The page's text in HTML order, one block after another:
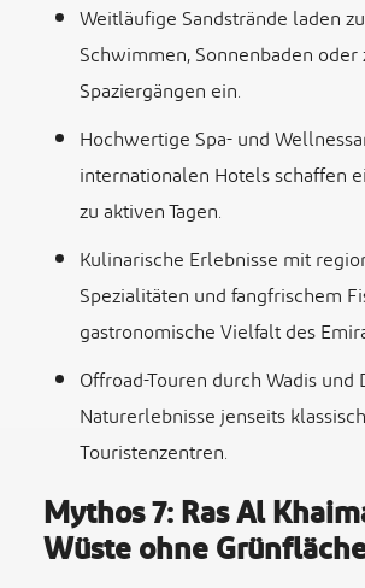
Weitläufige Sandstrände laden
Schwimmen, Sonnenbaden
Spaziergängen ein.
Hochwertige Spa- und
internationalen Hotels schaffen
zu aktiven Tagen.
Kulinarische Erlebnisse mit
Spezialitäten und fangfrischem
gastronomische Vielfalt des
Offroad-Touren durch Wadis
Naturerlebnisse jenseits
Touristenzentren.
Mythos 7: Ras Al
Wüste ohne